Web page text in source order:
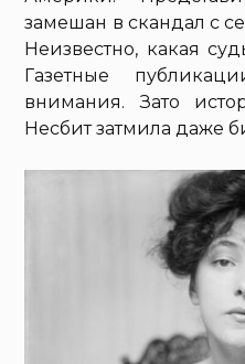
замешан в скандал с
Неизвестно, какая
Газетные
внимания. Зато
Несбит затмила даже